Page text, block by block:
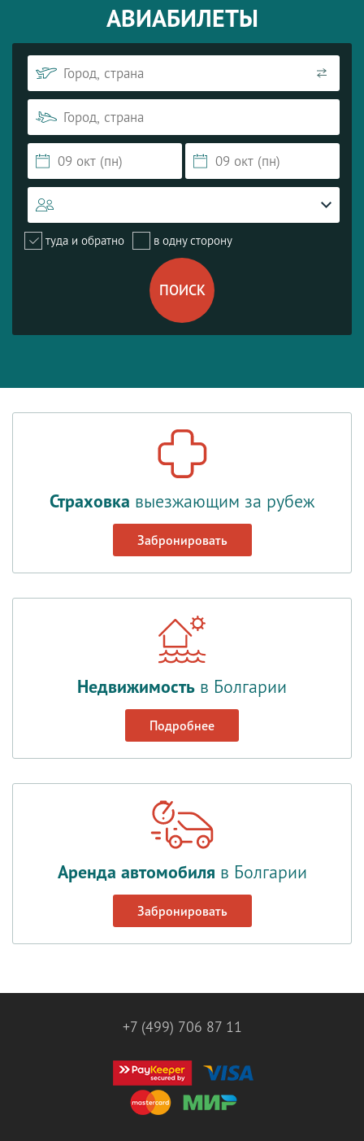
АВИАБИЛЕТЫ
туда и обратно в одну сторону
Страховка выезжающим за рубеж
Забронировать
Недвижимость в Болгарии
Подробнее
Аренда автомобиля в Болгарии
Забронировать
+7 (499) 706 87 11